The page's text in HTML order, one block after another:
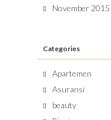
November 2015
Categories
Apartemen
Asuransi
beauty